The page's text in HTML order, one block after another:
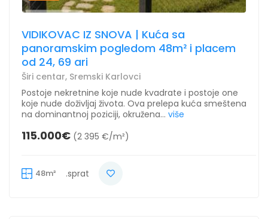
VIDIKOVAC IZ SNOVA | Kuća sa
panoramskim pogledom 48m² i placem
od 24, 69 ari
Širi centar, Sremski Karlovci
Postoje nekretnine koje nude kvadrate i postoje one
koje nude doživljaj života. Ova prelepa kuća smeštena
na dominantnoj poziciji, okružena... više
115.000€ (2 395 €/m²)
48m² .sprat